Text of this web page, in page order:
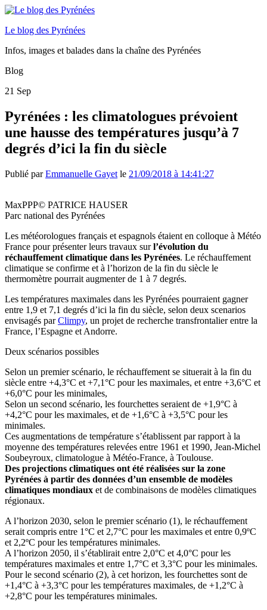
Le blog des Pyrénées
Infos, images et balades dans la chaîne des Pyrénées
Blog
21 Sep
Pyrénées : les climatologues prévoient
une hausse des températures jusqu’à 7
degrés d’ici la fin du siècle
Publié parEmmanuelle Gayet le 21/09/2018 à 14:41:27
MaxPPP© PATRICE HAUSER
Parc national des Pyrénées
Les météorologues français et espagnols étaient en colloque à Météo
France pour présenter leurs travaux surl’évolution du
réchauffement climatique dans les Pyrénées. Le réchauffement
climatique se confirme et à l’horizon de la fin du siècle le
thermomètre pourrait augmenter de 1 à 7 degrés.
Les températures maximales dans les Pyrénées pourraient gagner
entre 1,9 et 7,1 degrés d’ici la fin du siècle, selon deux scenarios
envisagés parClimpy, un projet de recherche transfrontalier entre la
France, l’Espagne et Andorre.
Deux scénarios possibles
Selon un premier scénario, le réchauffement se situerait à la fin du
siècle entre +4,3°C et +7,1°C pour les maximales, et entre +3,6°C et
+6,0°C pour les minimales,
Selon un second scénario, les fourchettes seraient de +1,9°C à
+4,2°C pour les maximales, et de +1,6°C à +3,5°C pour les
minimales.
Ces augmentations de température s’établissent par rapport à la
moyenne des températures relevées entre 1961 et 1990, Jean-Michel
Soubeyroux, climatologue à Météo-France, à Toulouse.
Des projections climatiques ont été réalisées sur la zone
Pyrénées à partir des données d’un ensemble de modèles
climatiques mondiaux et de combinaisons de modèles climatiques
régionaux.
A l’horizon 2030, selon le premier scénario (1), le réchauffement
serait compris entre 1°C et 2,7°C pour les maximales et entre 0,9ºC
et 2,2ºC pour les températures minimales.
A l’horizon 2050, il s’établirait entre 2,0°C et 4,0°C pour les
températures maximales et entre 1,7°C et 3,3°C pour les minimales.
Pour le second scénario (2), à cet horizon, les fourchettes sont de
+1,4°C à +3,3°C pour les températures maximales, de +1,2°C à
+2,8°C pour les températures minimales.